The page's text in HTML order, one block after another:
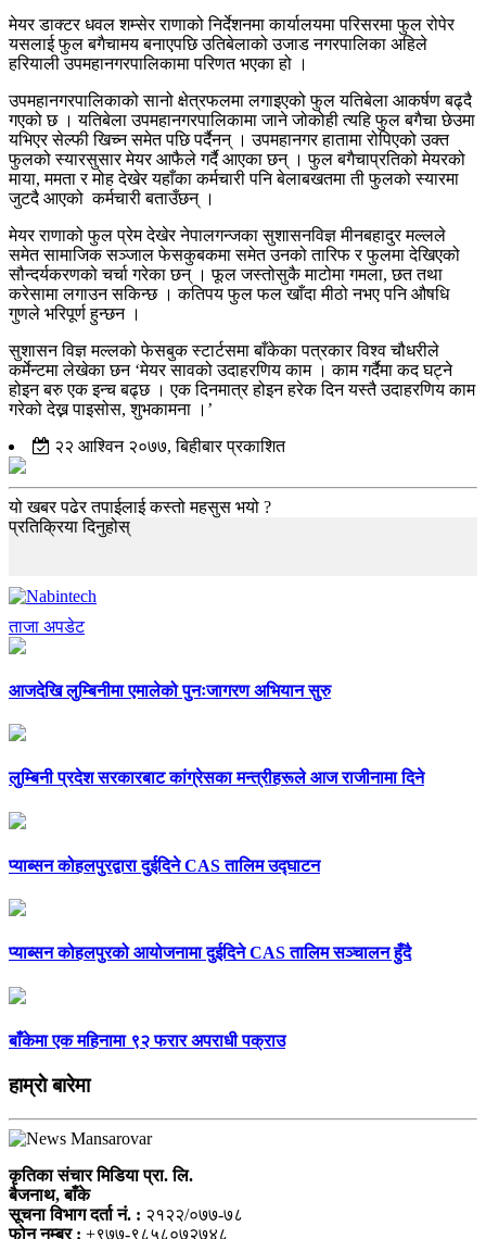
मेयर डाक्टर धवल शम्सेर राणाको निर्देशनमा कार्यालयमा परिसरमा फुल रोपेर
यसलाई फुल बगैचामय बनाएपछि उतिबेलाको उजाड नगरपालिका अहिले
हरियाली उपमहानगरपालिकामा परिणत भएका हो ।
उपमहानगरपालिकाको सानो क्षेत्रफलमा लगाइएको फुल यतिबेला आकर्षण बढ्दै
गएको छ । यतिबेला उपमहानगरपालिकामा जाने जोकोही त्यहि फुल बगैचा छेउमा
यभिएर सेल्फी खिच्न समेत पछि पर्दैनन् । उपमहानगर हातामा रोपिएको उक्त
फुलको स्यारसुसार मेयर आफैले गर्दै आएका छन् । फुल बगैचाप्रतिको मेयरको
माया, ममता र मोह देखेर यहाँका कर्मचारी पनि बेलाबखतमा ती फुलको स्यारमा
जुटदै आएको कर्मचारी बताउँछन् ।
मेयर राणाको फुल प्रेम देखेर नेपालगन्जका सुशासनविज्ञ मीनबहादुर मल्लले
समेत सामाजिक सञ्जाल फेसकुबकमा समेत उनको तारिफ र फुलमा देखिएको
सौन्दर्यकरणको चर्चा गरेका छन् । फूल जस्तोसुकै माटोमा गमला, छत तथा
करेसामा लगाउन सकिन्छ । कतिपय फुल फल खाँदा मीठो नभए पनि औषधि
गुणले भरिपूर्ण हुन्छन ।
सुशासन विज्ञ मल्लको फेसबुक स्टार्टसमा बाँकेका पत्रकार विश्व चौधरीले
कर्मेन्टमा लेखेका छन ‘मेयर सावको उदाहरणिय काम । काम गर्दैमा कद घट्ने
होइन बरु एक इन्च बढ्छ । एक दिनमात्र होइन हरेक दिन यस्तै उदाहरणिय काम
गरेको देख्न पाइसोस, शुभकामना ।’
२२ आश्विन २०७७, बिहीबार प्रकाशित
यो खबर पढेर तपाईलाई कस्तो महसुस भयो ?
प्रतिक्रिया दिनुहोस्
ताजा अपडेट
आजदेखि लुम्बिनीमा एमालेको पुनःजागरण अभियान सुरु
लुम्बिनी प्रदेश सरकारबाट कांग्रेसका मन्त्रीहरूले आज राजीनामा दिने
प्याब्सन कोहलपुरद्वारा दुईदिने CAS तालिम उद्घाटन
प्याब्सन कोहलपुरको आयोजनामा दुईदिने CAS तालिम सञ्चालन हुँदै
बाँकेमा एक महिनामा ९२ फरार अपराधी पक्राउ
हाम्राे बारेमा
कृतिका संचार मिडिया प्रा. लि.
बैजनाथ, बाँके
सूचना विभाग दर्ता नं. : २१२२/०७७-७८
फोन नम्बर : +९७७-९८५८०७२७४८